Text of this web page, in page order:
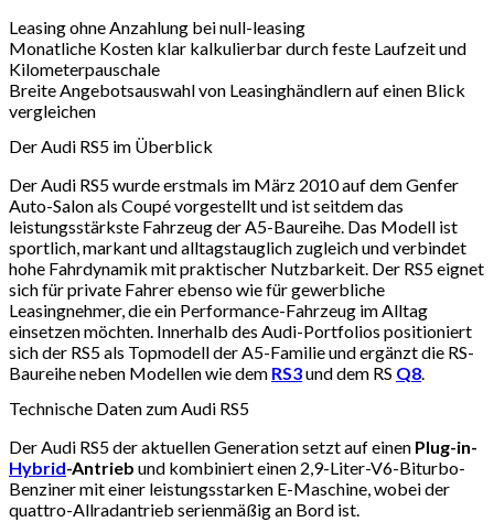
Leasing ohne Anzahlung bei null-leasing
Monatliche Kosten klar kalkulierbar durch feste Laufzeit und
Kilometerpauschale
Breite Angebotsauswahl von Leasinghändlern auf einen Blick
vergleichen
Der Audi RS5 im Überblick
Der Audi RS5 wurde erstmals im März 2010 auf dem Genfer
Auto-Salon als Coupé vorgestellt und ist seitdem das
leistungsstärkste Fahrzeug der A5-Baureihe. Das Modell ist
sportlich, markant und alltagstauglich zugleich und verbindet
hohe Fahrdynamik mit praktischer Nutzbarkeit. Der RS5 eignet
sich für private Fahrer ebenso wie für gewerbliche
Leasingnehmer, die ein Performance-Fahrzeug im Alltag
einsetzen möchten. Innerhalb des Audi-Portfolios positioniert
sich der RS5 als Topmodell der A5-Familie und ergänzt die RS-
Baureihe neben Modellen wie dem RS3und dem RS Q8.
Technische Daten zum Audi RS5
Der Audi RS5 der aktuellen Generation setzt auf einen Plug-in-
Hybrid-Antrieb und kombiniert einen 2,9-Liter-V6-Biturbo-
Benziner mit einer leistungsstarken E-Maschine, wobei der
quattro-Allradantrieb serienmäßig an Bord ist.